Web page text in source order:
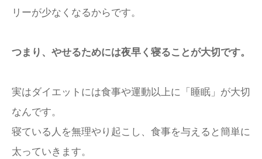
リーが少なくなるからです。
つまり、やせるためには夜早く寝ることが大切です。
実はダイエットには食事や運動以上に「睡眠」が大切
なんです。
寝ている人を無理やり起こし、食事を与えると簡単に
太っていきます。